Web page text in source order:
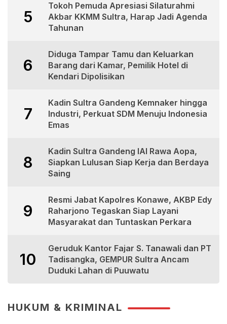
5
Tokoh Pemuda Apresiasi Silaturahmi
Akbar KKMM Sultra, Harap Jadi Agenda
Tahunan
6
Diduga Tampar Tamu dan Keluarkan
Barang dari Kamar, Pemilik Hotel di
Kendari Dipolisikan
7
Kadin Sultra Gandeng Kemnaker hingga
Industri, Perkuat SDM Menuju Indonesia
Emas
8
Kadin Sultra Gandeng IAI Rawa Aopa,
Siapkan Lulusan Siap Kerja dan Berdaya
Saing
9
Resmi Jabat Kapolres Konawe, AKBP Edy
Raharjono Tegaskan Siap Layani
Masyarakat dan Tuntaskan Perkara
10
Geruduk Kantor Fajar S. Tanawali dan PT
Tadisangka, GEMPUR Sultra Ancam
Duduki Lahan di Puuwatu
HUKUM & KRIMINAL